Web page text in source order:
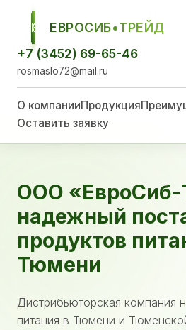
ЕСТ
ЕВРОСИБ•ТРЕЙД
+7 (3452) 69-65-46
rosmaslo72@mail.ru
О компанииПродукция
Оставить заявку
ООО
надежный
продуктов
Тюмени
Дистрибьюторская компания
питания в Тюмени и